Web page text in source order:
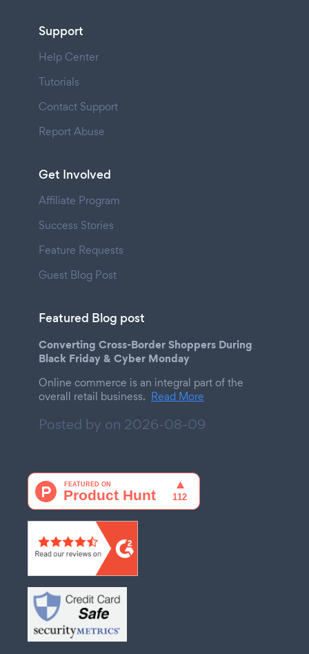
Support
Help Center
Tutorials
Contact Support
Report Abuse
Get Involved
Affiliate Program
Success Stories
Feature Requests
Guest Blog Post
Featured Blog post
Converting Cross-Border Shoppers During
Black Friday & Cyber Monday
Online commerce is an integral part of the
overall retail business. Read More
Posted by on 2026-08-09